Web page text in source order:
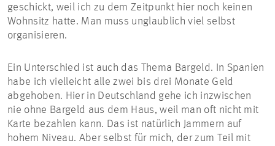
geschickt, weil ich zu dem Zeitpunkt hier noch keinen
Wohnsitz hatte. Man muss unglaublich viel selbst
organisieren.
Ein Unterschied ist auch das Thema Bargeld. In Spanien
habe ich vielleicht alle zwei bis drei Monate Geld
abgehoben. Hier in Deutschland gehe ich inzwischen
nie ohne Bargeld aus dem Haus, weil man oft nicht mit
Karte bezahlen kann. Das ist natürlich Jammern auf
hohem Niveau. Aber selbst für mich, der zum Teil mit